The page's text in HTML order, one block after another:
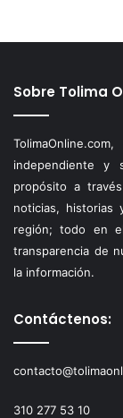
Sobre Tolima
independiente y
propósito a
noticias, historias
región; todo en
transparencia de
la información.
Contáctenos:
310 277 53 10